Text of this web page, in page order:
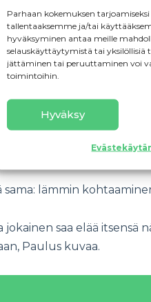
Parhaan kokemuksen
tallentaaksemme ja/tai
hyväksyminen antaa meille
selauskäyttäytymistä tai yksilöllisiä
jättäminen tai peruuttaminen voi
toimintoihin.
Hyväksy
Tarja Pöyhönenkertoo
miten yrittäjyys voi
vaan se voi olla juuri
sanoo.
lämmin
saa elää itsensä
Paulus kuvaa.